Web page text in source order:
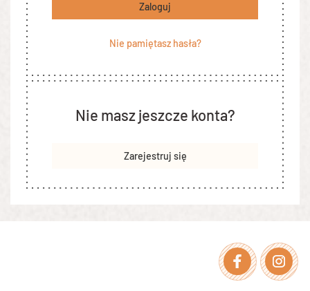
Zaloguj
Nie pamiętasz hasła?
Nie masz jeszcze konta?
Zarejestruj się
Facebook